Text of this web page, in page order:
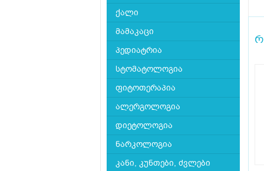
ქალი
მამაკაცი
პედიატრია
სტომატოლოგია
ფიტოთერაპია
ალერგოლოგია
დიეტოლოგია
ნარკოლოგია
კანი, კუნთები, ძვლები